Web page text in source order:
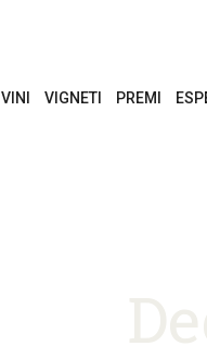
VINI VIGNETI PREMI